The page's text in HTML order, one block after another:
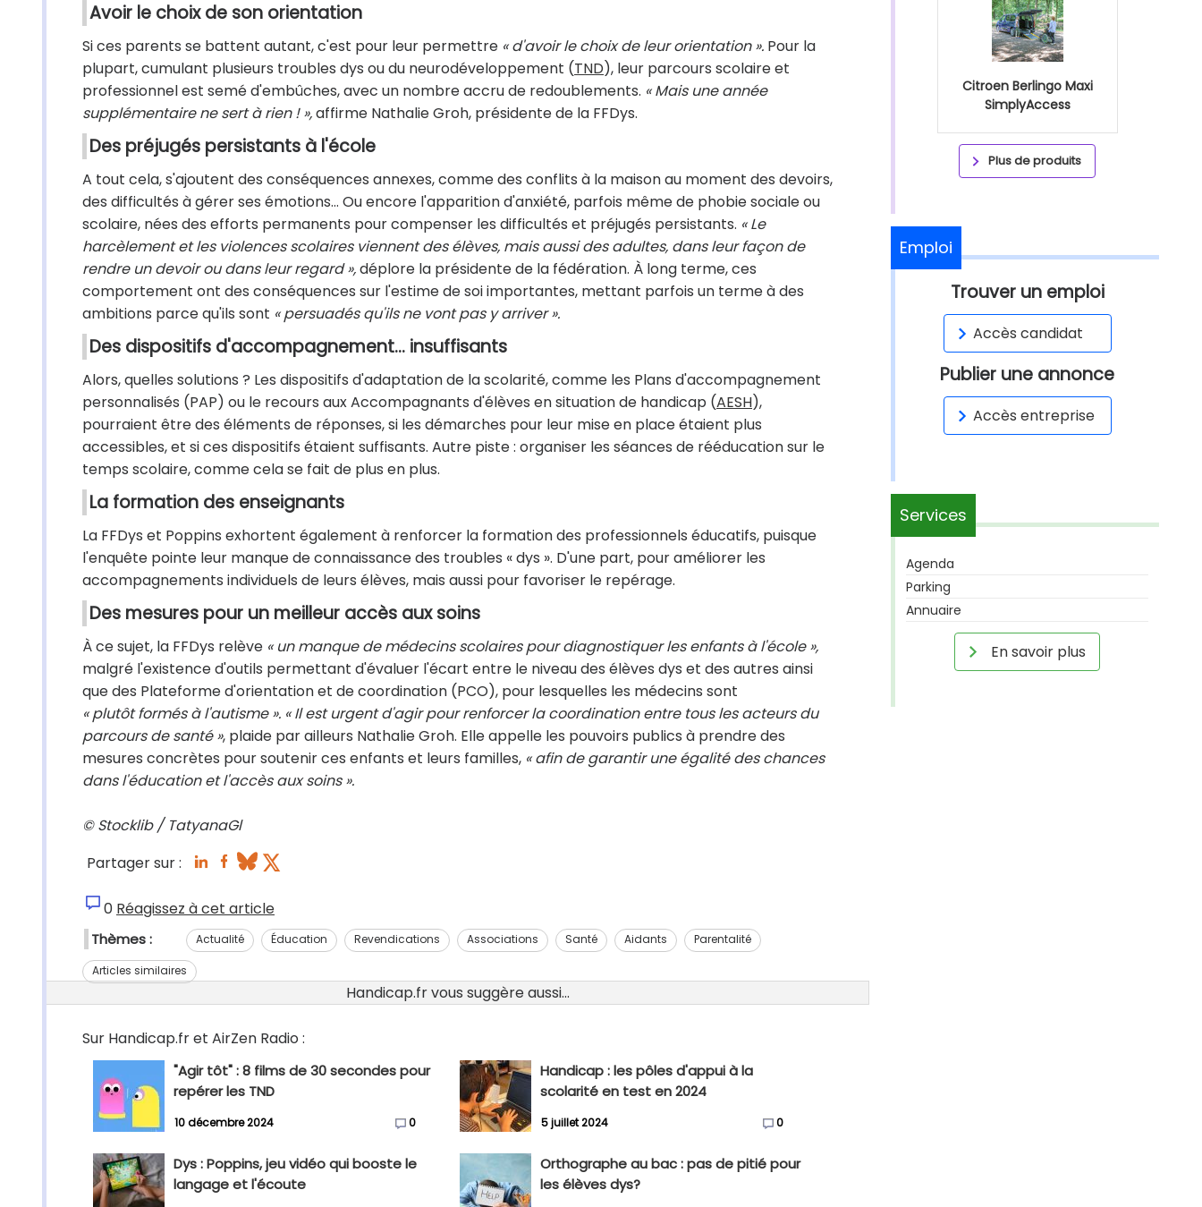
Avoir le choix de son orientation
Si ces parents se battent autant, c'est pour leur permettre « d'avoir le choix de leur orientation ». Pour la
plupart, cumulant plusieurs troubles dys ou du neurodéveloppement (TND), leur parcours scolaire et
professionnel est semé d'embûches, avec un nombre accru de redoublements. « Mais une année
supplémentaire ne sert à rien ! »,affirme Nathalie Groh, présidente de la FFDys.
Des préjugés persistants à l'école
A tout cela, s'ajoutent des conséquences annexes, comme des conflits à la maison au moment des devoirs,
des difficultés à gérer ses émotions… Ou encore l'apparition d'anxiété, parfois même de phobie sociale ou
scolaire, nées des efforts permanents pour compenser les difficultés et préjugés persistants. « Le
harcèlement et les violences scolaires viennent des élèves, mais aussi des adultes, dans leur façon de
rendre un devoir ou dans leur regard »,déplore la présidente de la fédération. À long terme, ces
comportement ont des conséquences sur l'estime de soi importantes, mettant parfois un terme à des
ambitions parce qu'ils sont « persuadés qu'ils ne vont pas y arriver ».
Des dispositifs d'accompagnement... insuffisants
Alors, quelles solutions ? Les dispositifs d'adaptation de la scolarité, comme les Plans d'accompagnement
personnalisés (PAP) ou le recours aux Accompagnants d'élèves en situation de handicap (AESH),
pourraient être des éléments de réponses, si les démarches pour leur mise en place étaient plus
accessibles, et si ces dispositifs étaient suffisants. Autre piste : organiser les séances de rééducation sur le
temps scolaire, comme cela se fait de plus en plus.
La formation des enseignants
La FFDys et Poppins exhortent également à renforcer la formation des professionnels éducatifs, puisque
l'enquête pointe leur manque de connaissance des troubles « dys ». D'une part, pour améliorer les
accompagnements individuels de leurs élèves, mais aussi pour favoriser le repérage.
Des mesures pour un meilleur accès aux soins
À ce sujet, la FFDys relève « un manque de médecins scolaires pour diagnostiquer les enfants à l'école »,
malgré l'existence d'outils permettant d'évaluer l'écart entre le niveau des élèves dys et des autres ainsi
que des Plateforme d'orientation et de coordination (PCO), pour lesquelles les médecins sont
« plutôt formés à l'autisme ». « Il est urgent d'agir pour renforcer la coordination entre tous les acteurs du
parcours de santé », plaide par ailleurs Nathalie Groh. Elle appelle les pouvoirs publics à prendre des
mesures concrètes pour soutenir ces enfants et leurs familles, « afin de garantir une égalité des chances
dans l'éducation et l'accès aux soins ».
© Stocklib / TatyanaGl
Partager sur :
0 Réagissez à cet article
Thèmes : Actualité Éducation Revendications Associations Santé Aidants Parentalité
Articles similaires
Handicap.fr vous suggère aussi...
Sur Handicap.fr et AirZen Radio :
"Agir tôt" : 8 films de 30 secondes pour
repérer les TND
10 décembre 2024 0
Handicap : les pôles d'appui à la
scolarité en test en 2024
5 juillet 2024 0
Dys : Poppins, jeu vidéo qui booste le
langage et l'écoute
Orthographe au bac : pas de pitié pour
les élèves dys?
Citroen Berlingo Maxi
SimplyAccess
Plus de produits
Emploi
Trouver un emploi
Accès candidat
Publier une annonce
Accès entreprise
Services
Agenda
Parking
Annuaire
En savoir plus